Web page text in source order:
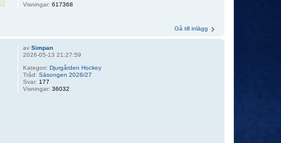
Visningar:617368
Gå till inlägg
avSimpan
2026-05-13 21:27:59
Kategori:Djurgården Hockey
Tråd:Säsongen 2026/27
Svar: 177
Visningar:36032